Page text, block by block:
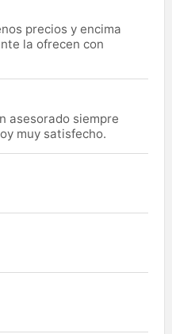
precios y encima
la ofrecen con
asesorado siempre
muy satisfecho.